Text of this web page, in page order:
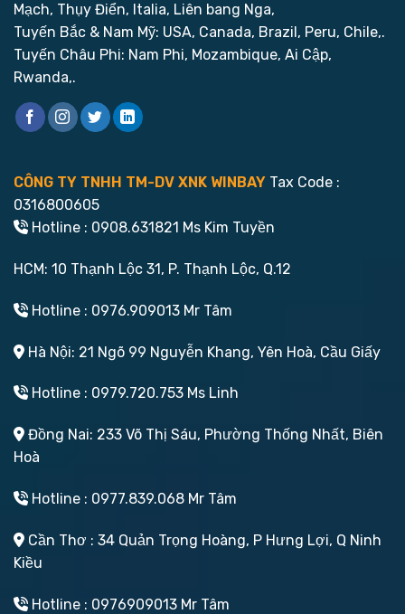
Mạch, Thụy Điển, Italia, Liên bang Nga,
Tuyến Bắc & Nam Mỹ: USA, Canada, Brazil, Peru, Chile,.
Tuyến Châu Phi: Nam Phi, Mozambique, Ai Cập,
Rwanda,.
CÔNG TY TNHH TM-DV XNK WINBAY Tax Code :
0316800605
Hotline : 0908.631821 Ms Kim Tuyền
HCM: 10 Thạnh Lộc 31, P. Thạnh Lộc, Q.12
Hotline : 0976.909013 Mr Tâm
Hà Nội: 21 Ngõ 99 Nguyễn Khang, Yên Hoà, Cầu Giấy
Hotline : 0979.720.753 Ms Linh
Đồng Nai: 233 Võ Thị Sáu, Phường Thống Nhất, Biên
Hoà
Hotline : 0977.839.068 Mr Tâm
Cần Thơ : 34 Quản Trọng Hoàng, P Hưng Lợi, Q Ninh
Kiều
Hotline : 0976909013 Mr Tâm